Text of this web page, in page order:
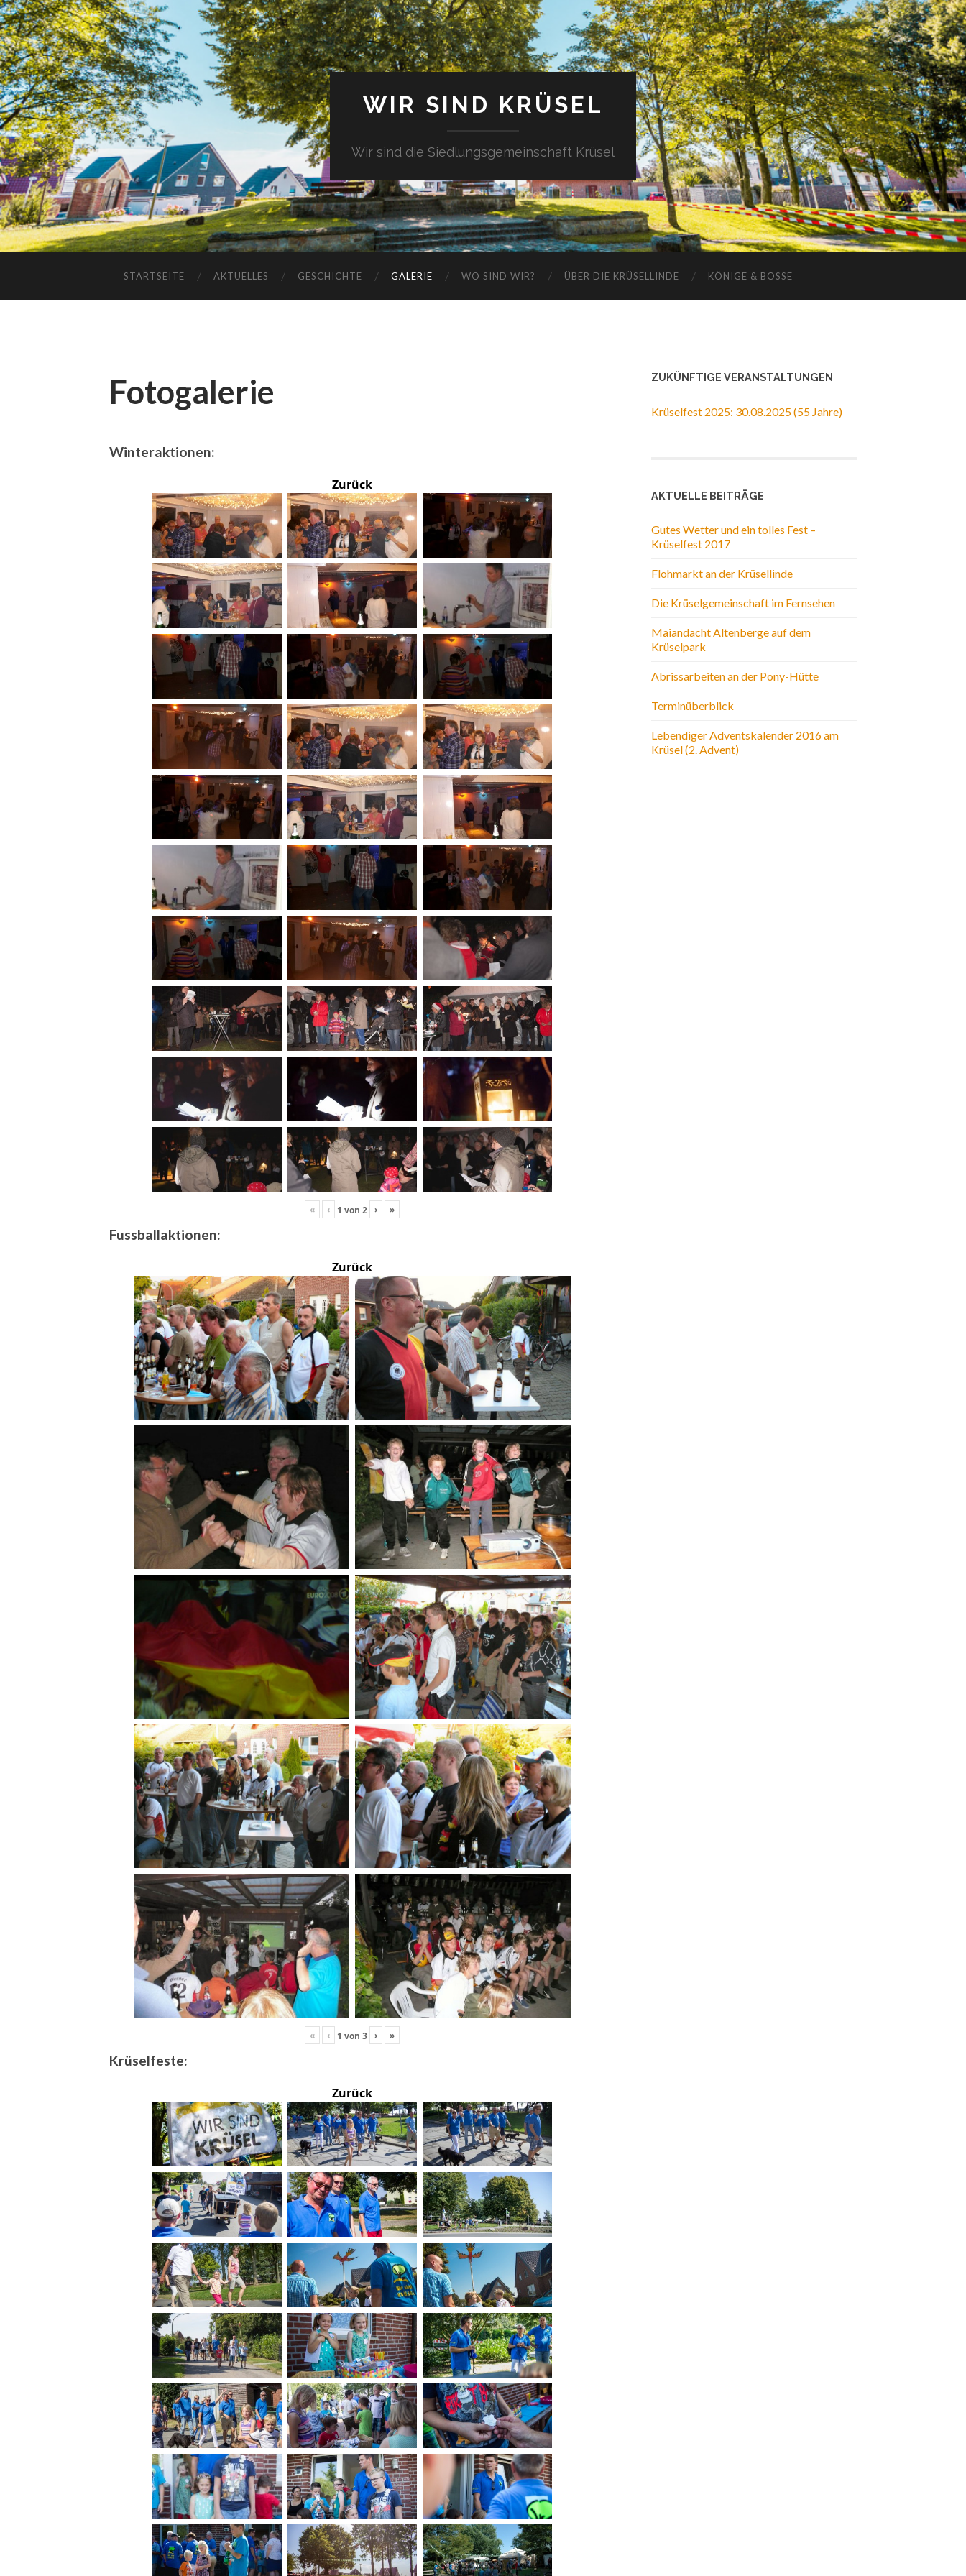
WIR SIND KRÜSEL
Wir sind die Siedlungsgemeinschaft Krüsel
STARTSEITE AKTUELLES GESCHICHTE GALERIE WO SIND WIR? ÜBER DIE KRÜSELLINDE KÖNIGE & BOSSE
Fotogalerie
Winteraktionen:
Zurück
« ‹ 1 von 2 › »
Fussballaktionen:
Zurück
« ‹ 1 von 3 › »
Krüselfeste:
Zurück
ZUKÜNFTIGE VERANSTALTUNGEN
Krüselfest 2025: 30.08.2025 (55 Jahre)
AKTUELLE BEITRÄGE
Gutes Wetter und ein tolles Fest –
Krüselfest 2017
Flohmarkt an der Krüsellinde
Die Krüselgemeinschaft im Fernsehen
Maiandacht Altenberge auf dem
Krüselpark
Abrissarbeiten an der Pony-Hütte
Terminüberblick
Lebendiger Adventskalender 2016 am
Krüsel (2. Advent)